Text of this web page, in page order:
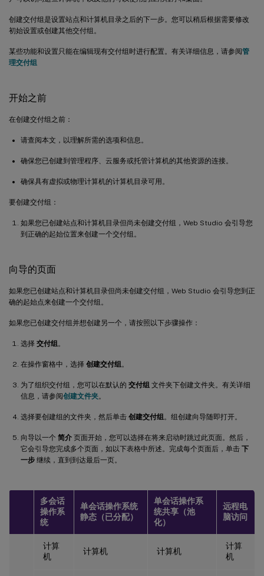
创建交付组是设置站点和计算机目录之后的下一步。您可以稍后根据需要修改
初始设置或创建其他交付组。
某些功能和设置只能在编辑现有交付组时进行配置。有关详细信息，请参阅管
理交付组
开始之前
在创建交付组之前：
请查阅本文，以理解所需的选项和信息。
确保您已创建到管理程序、云服务或托管计算机的其他资源的连接。
确保具有虚拟或物理计算机的计算机目录可用。
要创建交付组：
如果您已创建站点和计算机目录但尚未创建交付组，Web Studio 会引导您
到正确的起始位置来创建一个交付组。
向导的页面
如果您已创建站点和计算机目录但尚未创建交付组，Web Studio 会引导您到正
确的起始点来创建一个交付组。
如果您已创建交付组并想创建另一个，请按照以下步骤操作：
选择 交付组 。
在操作窗格中，选择 创建交付组 。
为了组织交付组，您可以在默认的 交付组 文件夹下创建文件夹。有关详细
信息，请参阅创建文件夹。
选择要创建组的文件夹，然后单击 创建交付组 。组创建向导随即打开。
向导以一个 简介 页面开始，您可以选择在将来启动时跳过此页面。然后，
它会引导您完成多个页面，如以下表格中所述。完成每个页面后，单击 下
一步 继续，直到到达最后一页。
多会话
操作系
统
单会话操作系统
静态（已分配）
单会话操作系
统共享（池
化）
远程电
脑访问
计算
机
计算机 计算机
计算
机